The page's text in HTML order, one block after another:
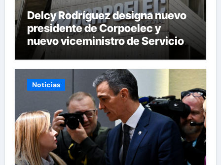
Delcy Rodríguez designa nuevo
presidente de Corpoelec y
nuevo viceministro de Servicios
Eléctricos
Noticias